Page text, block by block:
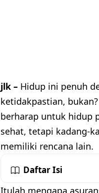
jlk – Hidup ini penuh
ketidakpastian,
berharap untuk hidup
sehat, tetapi kadang-
memiliki rencana lain.
Daftar Isi